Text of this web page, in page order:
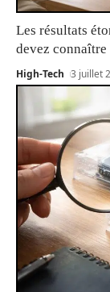
Les résultats
devez connaître
High-Tech 3 juillet